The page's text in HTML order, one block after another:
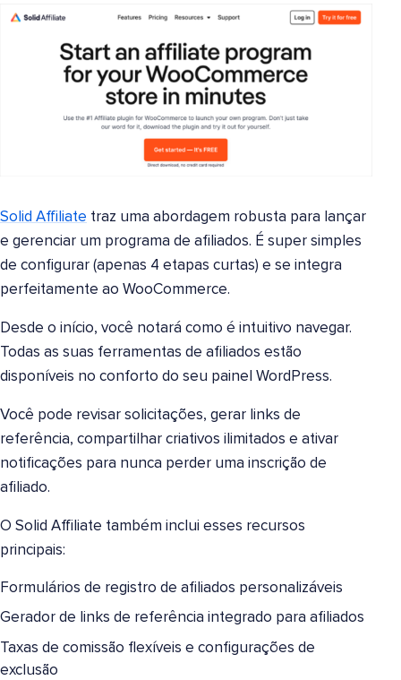
Solid Affiliate traz uma abordagem robusta para lançar
e gerenciar um programa de afiliados. É super simples
de configurar (apenas 4 etapas curtas) e se integra
perfeitamente ao WooCommerce.
Desde o início, você notará como é intuitivo navegar.
Todas as suas ferramentas de afiliados estão
disponíveis no conforto do seu painel WordPress.
Você pode revisar solicitações, gerar links de
referência, compartilhar criativos ilimitados e ativar
notificações para nunca perder uma inscrição de
afiliado.
O Solid Affiliate também inclui esses recursos
principais:
Formulários de registro de afiliados personalizáveis
Gerador de links de referência integrado para afiliados
Taxas de comissão flexíveis e configurações de
exclusão